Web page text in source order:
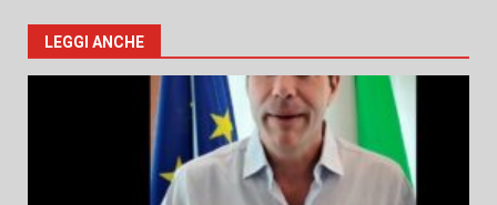
LEGGI ANCHE